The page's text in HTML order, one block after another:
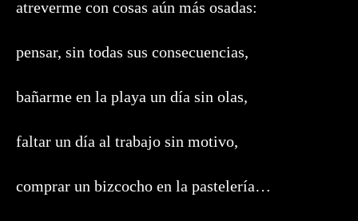
atreverme con cosas aún más osadas:
pensar, sin todas sus consecuencias,
bañarme en la playa un día sin olas,
faltar un día al trabajo sin motivo,
comprar un bizcocho en la pastelería…